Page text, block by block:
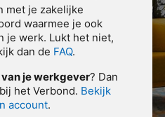
met je zakelijke
waarmee je ook
je werk. Lukt het niet,
dan de FAQ.
je werkgever? Dan
het Verbond. Bekijk
account.